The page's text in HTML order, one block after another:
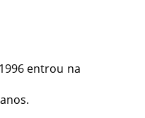
entrou na